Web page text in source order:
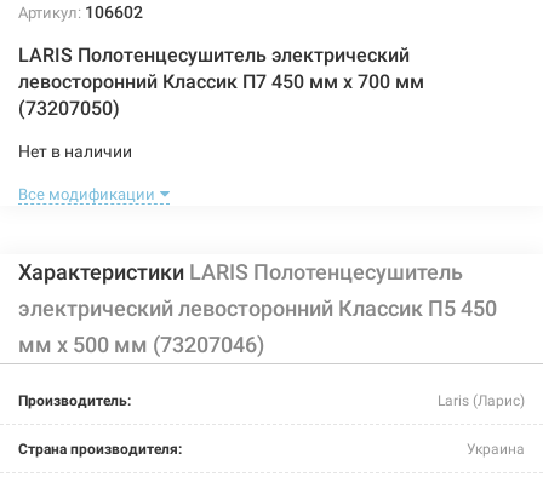
Артикул: 106602
LARIS Полотенцесушитель электрический
левосторонний Классик П7 450 мм х 700 мм
(73207050)
Нет в наличии
3474 грн
Артикул:106606
Все модификации
Характеристики LARIS Полотенцесушитель
электрический левосторонний Классик П5 450
мм х 500 мм (73207046)
Производитель: Laris (Ларис)
Страна производителя: Украина